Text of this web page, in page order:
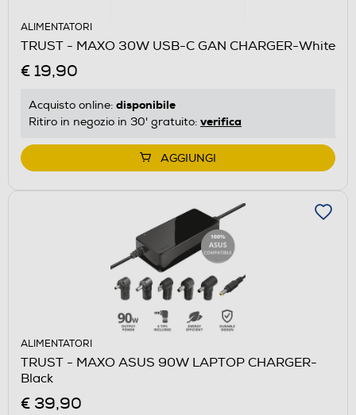
ALIMENTATORI
TRUST - MAXO 30W USB-C GAN CHARGER-White
€ 19,90
Acquisto online: disponibile
Ritiro in negozio in 30' gratuito: verifica
AGGIUNGI
ALIMENTATORI
TRUST - MAXO ASUS 90W LAPTOP CHARGER-
Black
€ 39,90